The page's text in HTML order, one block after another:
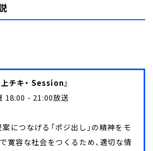
チキ・ Session』
18:00 - 21:00放送
につなげる「ポジ出し」の精神をモ
寛容な社会をつくるため、適切な情